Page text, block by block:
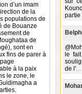
d’un imam
de la
populations de
de Bouanze
de
de
sont en
fins de parer à
à la paix
le zone, le
a
partie
le
de l'